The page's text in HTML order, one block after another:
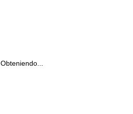
Obteniendo...